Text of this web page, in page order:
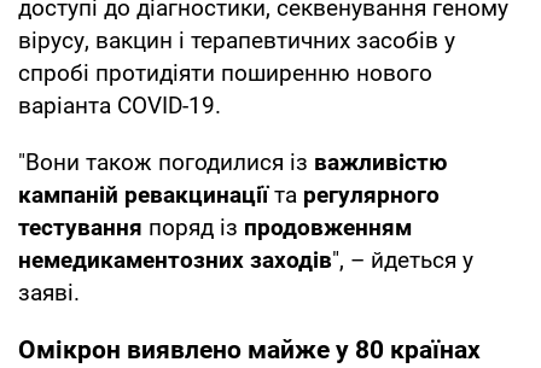
доступі до діагностики, секвенування геному
вірусу, вакцин і терапевтичних засобів у
спробі протидіяти поширенню нового
варіанта COVID-19.
"Вони також погодилися із важливістю
кампаній ревакцинаціїта регулярного
тестування поряд із продовженням
немедикаментозних заходів", – йдеться у
заяві.
Омікрон виявлено майже у 80 країнах